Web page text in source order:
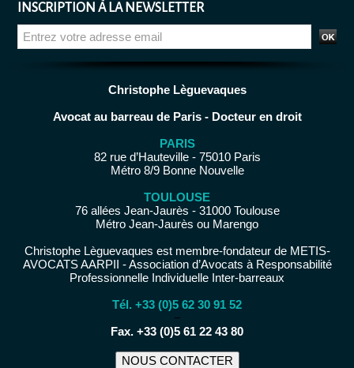
INSCRIPTION À LA NEWSLETTER
Christophe Lèguevaques
Avocat au barreau de Paris - Docteur en droit
PARIS
82 rue d’Hauteville - 75010 Paris
Métro 8/9 Bonne Nouvelle
TOULOUSE
76 allées Jean-Jaurès - 31000 Toulouse
Métro Jean-Jaurès ou Marengo
Christophe Lèguevaques est membre-fondateur de METIS-
AVOCATS AARPII - Association d’Avocats à Responsabilité
Professionnelle Individuelle Inter-barreaux
Tél. +33 (0)5 62 30 91 52
−
Fax. +33 (0)5 61 22 43 80
NOUS CONTACTER